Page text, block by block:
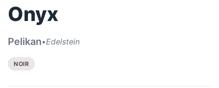
Onyx
Pelikan•Edelstein
NOIR